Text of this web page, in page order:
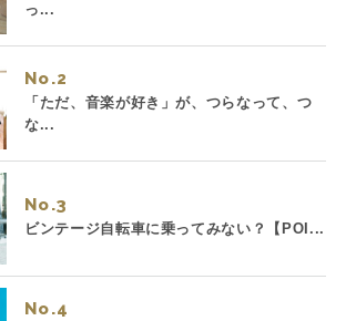
っ...
No.
「ただ、音楽が好き」が、つらなって、つ
な...
No.
ビンテージ自転車に乗ってみない？【POI...
No.